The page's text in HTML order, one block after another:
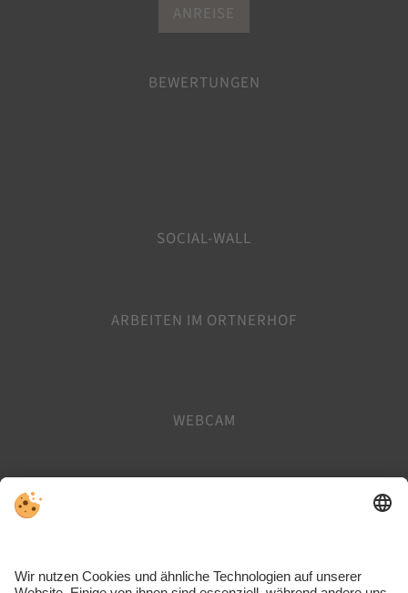
ANREISE
BEWERTUNGEN
SOCIAL-WALL
ARBEITEN IM ORTNERHOF
WEBCAM
GUTSCHEINE